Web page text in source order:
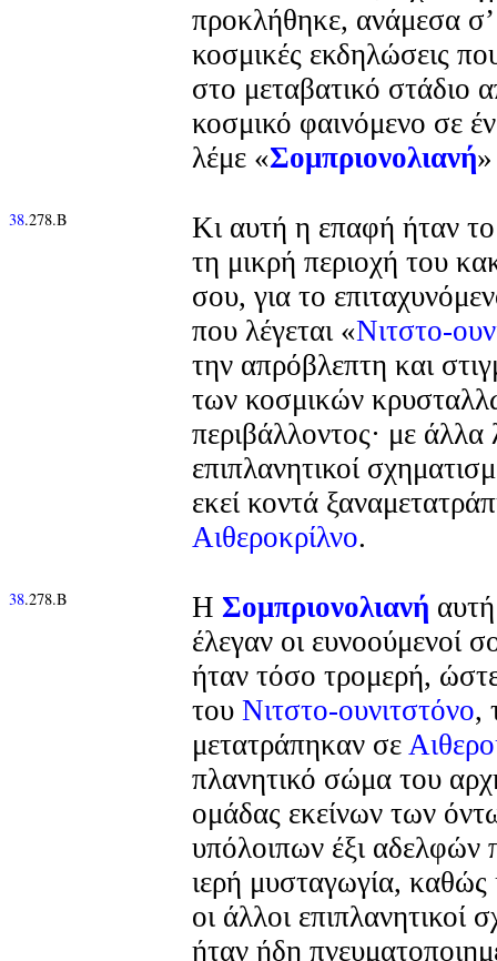
προκλήθηκε, ανάμεσα σ’
κοσμικές εκδηλώσεις
στο μεταβατικό στάδιο
κοσμικό φαινόμενο σε
λέμε «Σομπριονολιανή
38.278.Β
Κι αυτή η επαφή ήταν
τη μικρή περιοχή του
σου, για το
που λέγεται «Νιτστο-
την απρόβλεπτη και
των κοσμικών
περιβάλλοντος· με άλλα
επιπλανητικοί
εκεί κοντά
Αιθεροκρίλνο.
38.278.Β Η Σομπριονολιανή
έλεγαν οι ευνοούμενοί
ήταν τόσο τρομερή,
του Νιτστο-ουνιτστόνο,
μετατράπηκαν σε
πλανητικό σώμα του
ομάδας εκείνων των
υπόλοιπων έξι αδελφών
ιερή μυσταγωγία, καθώς
οι άλλοι επιπλανητικοί
ήταν ήδη